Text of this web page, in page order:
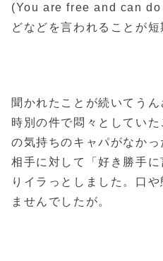
(You are free and can
どなどを言われることが短
聞かれたことが続いてう
時別の件で悶々としてい
の気持ちのキャパがなか
相手に対して「好き勝手
りイラっとしました。口
ませんでしたが。